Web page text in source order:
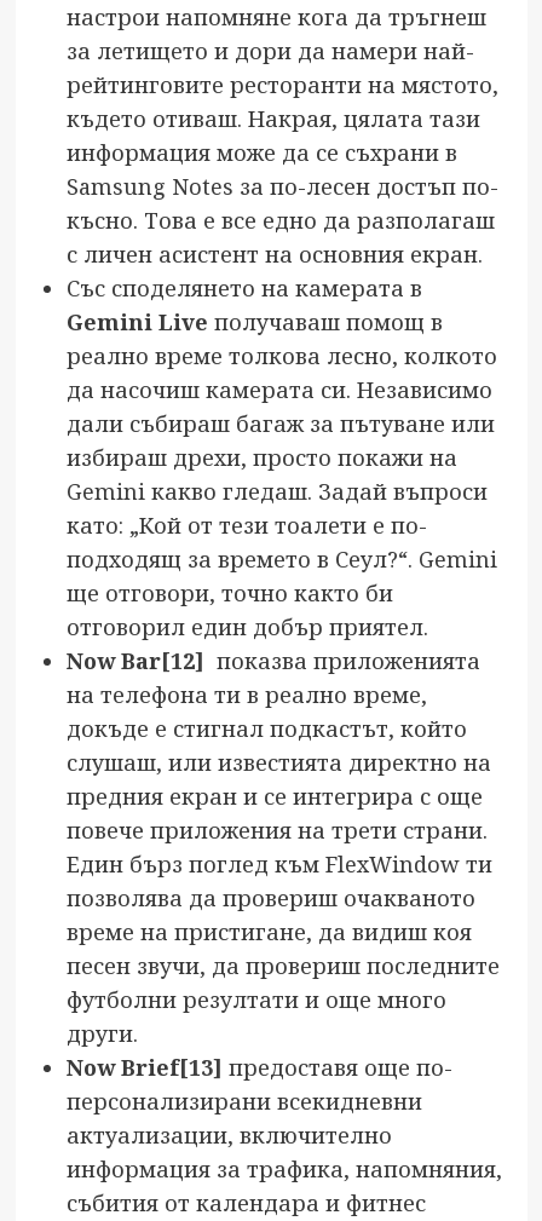
настрои напомняне кога да тръгнеш
за летището и дори да намери най-
рейтинговите ресторанти на мястото,
където отиваш. Накрая, цялата тази
информация може да се съхрани в
Samsung Notes за по-лесен достъп по-
късно. Това е все едно да разполагаш
с личен асистент на основния екран.
Със споделянето на камерата в
Gemini Live получаваш помощ в
реално време толкова лесно, колкото
да насочиш камерата си. Независимо
дали събираш багаж за пътуване или
избираш дрехи, просто покажи на
Gemini какво гледаш. Задай въпроси
като: „Кой от тези тоалети е по-
подходящ за времето в Сеул?“. Gemini
ще отговори, точно както би
отговорил един добър приятел.
Now Bar[12] показва приложенията
на телефона ти в реално време,
докъде е стигнал подкастът, който
слушаш, или известията директно на
предния екран и се интегрира с още
повече приложения на трети страни.
Един бърз поглед към FlexWindow ти
позволява да провериш очакваното
време на пристигане, да видиш коя
песен звучи, да провериш последните
футболни резултати и още много
други.
Now Brief[13] предоставя още по-
персонализирани всекидневни
актуализации, включително
информация за трафика, напомняния,
събития от календара и фитнес